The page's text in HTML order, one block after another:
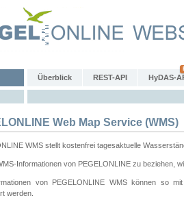
Überblick REST-API HyDAS-
Web Map Service (WMS)
WMS stellt kostenfrei tagesaktuelle
Informationen von PEGELONLINE zu beziehen,
von PEGELONLINE WMS können so
werden.